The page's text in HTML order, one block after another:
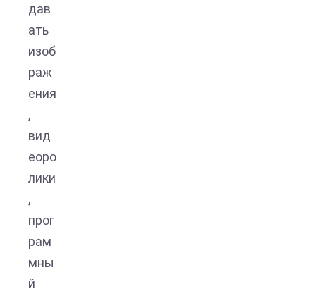
дав
ать
изоб
раж
ения
,
вид
еоро
лики
,
прог
рам
мны
й